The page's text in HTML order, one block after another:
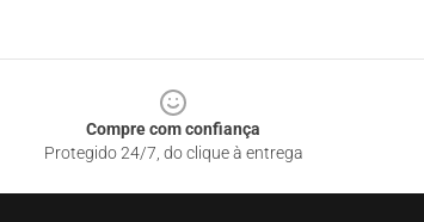
Compre com confiança
Protegido 24/7, do clique à entrega